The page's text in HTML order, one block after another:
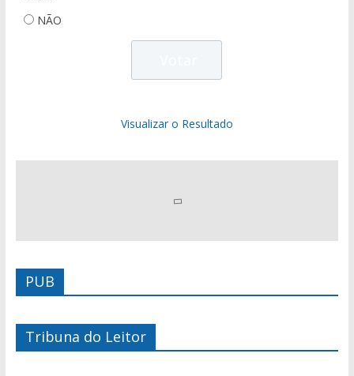
NÃO
Visualizar o Resultado
PUB
Tribuna do Leitor